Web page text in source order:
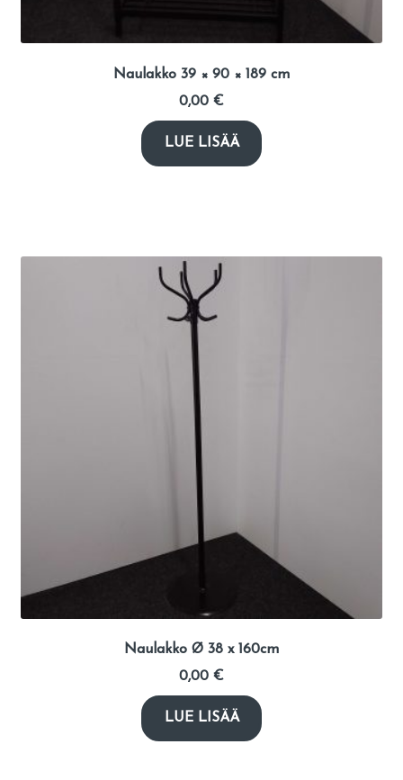
Naulakko 39 × 90 × 189 cm
0,00 €
LUE LISÄÄ
Naulakko Ø 38 x 160cm
0,00 €
LUE LISÄÄ